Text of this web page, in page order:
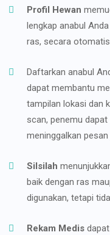
Profil Hewan
lengkap anabul
ras, secara
Daftarkan anabul
dapat membantu
tampilan lokasi dan
scan, penemu
meninggalkan pesan
Silsilah
baik dengan ras
digunakan, tetapi
Rekam Medis